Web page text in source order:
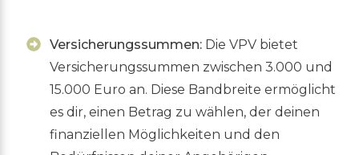
Versicherungssummen: Die VPV bietet
Versicherungssummen zwischen 3.000 und
15.000 Euro an. Diese Bandbreite ermöglicht
es dir, einen Betrag zu wählen, der deinen
finanziellen Möglichkeiten und den